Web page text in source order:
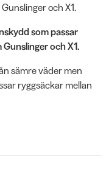
och X1.
som passar
och X1.
sämre väder men
ryggsäckar mellan